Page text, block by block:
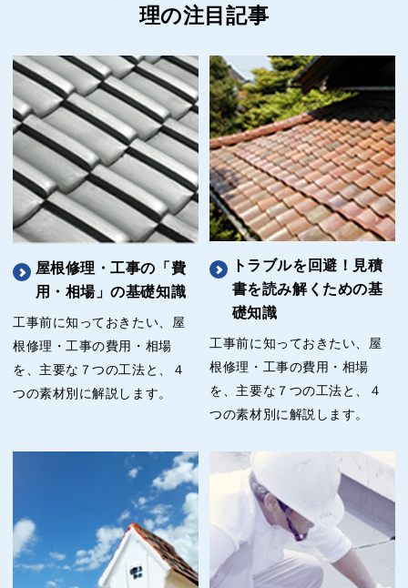
理の注目記事
屋根修理・工事の「費
用・相場」の基礎知識
工事前に知っておきたい、屋
根修理・工事の費用・相場
を、主要な７つの工法と、４
つの素材別に解説します。
トラブルを回避！見積
書を読み解くための基
礎知識
工事前に知っておきたい、屋
根修理・工事の費用・相場
を、主要な７つの工法と、４
つの素材別に解説します。